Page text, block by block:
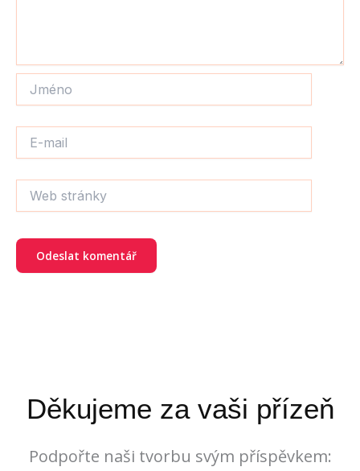
mail
stránky
Děkujeme za vaši přízeň
Podpořte naši tvorbu svým příspěvkem: